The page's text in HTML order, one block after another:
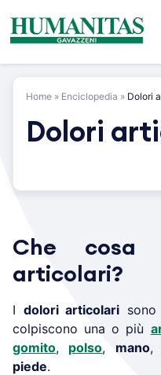
content
Home » Enciclopedia » Dolori
Dolori
Che cosa
articolari?
I dolori articolari
colpiscono una o più
gomito, polso, mano
piede.